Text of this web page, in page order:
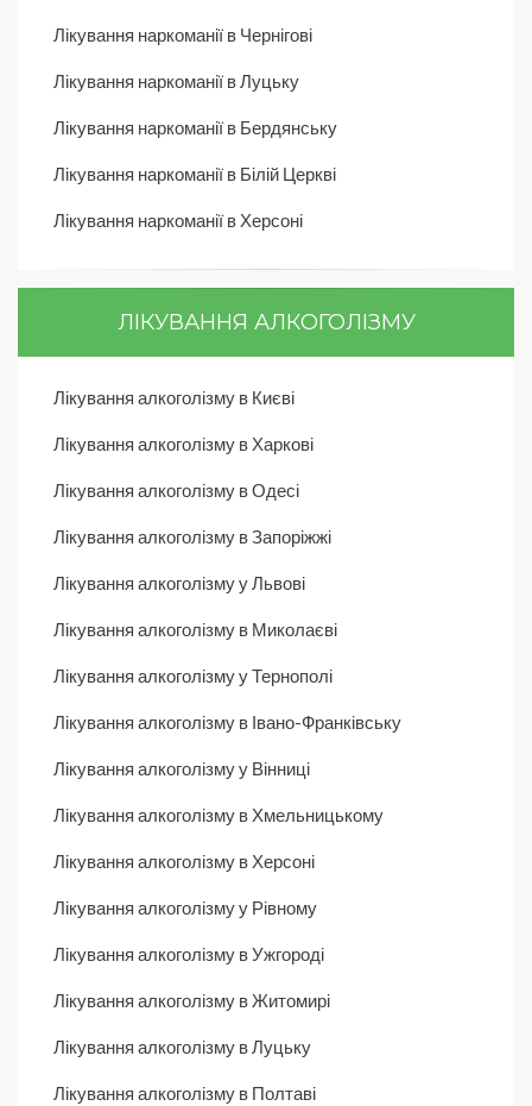
Лікування наркоманії в Чернігові
Лікування наркоманії в Луцьку
Лікування наркоманії в Бердянську
Лікування наркоманії в Білій Церкві
Лікування наркоманії в Херсоні
ЛІКУВАННЯ АЛКОГОЛІЗМУ
Лікування алкоголізму в Києві
Лікування алкоголізму в Харкові
Лікування алкоголізму в Одесі
Лікування алкоголізму в Запоріжжі
Лікування алкоголізму у Львові
Лікування алкоголізму в Миколаєві
Лікування алкоголізму у Тернополі
Лікування алкоголізму в Івано-Франківську
Лікування алкоголізму у Вінниці
Лікування алкоголізму в Хмельницькому
Лікування алкоголізму в Херсоні
Лікування алкоголізму у Рівному
Лікування алкоголізму в Ужгороді
Лікування алкоголізму в Житомирі
Лікування алкоголізму в Луцьку
Лікування алкоголізму в Полтаві